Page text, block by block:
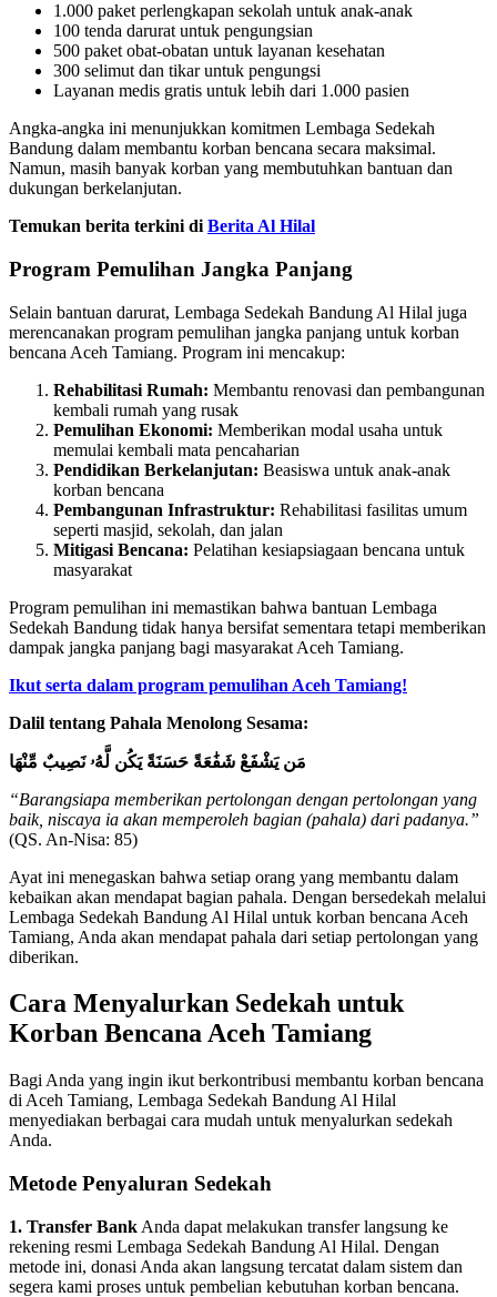
1.000 paket perlengkapan sekolah untuk anak-anak
100 tenda darurat untuk pengungsian
500 paket obat-obatan untuk layanan kesehatan
300 selimut dan tikar untuk pengungsi
Layanan medis gratis untuk lebih dari 1.000 pasien
Angka-angka ini menunjukkan komitmen Lembaga Sedekah
Bandung dalam membantu korban bencana secara maksimal.
Namun, masih banyak korban yang membutuhkan bantuan dan
dukungan berkelanjutan.
Temukan berita terkini di Berita Al Hilal
Program Pemulihan Jangka Panjang
Selain bantuan darurat, Lembaga Sedekah Bandung Al Hilal juga
merencanakan program pemulihan jangka panjang untuk korban
bencana Aceh Tamiang. Program ini mencakup:
Rehabilitasi Rumah: Membantu renovasi dan pembangunan
kembali rumah yang rusak
Pemulihan Ekonomi: Memberikan modal usaha untuk
memulai kembali mata pencaharian
Pendidikan Berkelanjutan: Beasiswa untuk anak-anak
korban bencana
Pembangunan Infrastruktur: Rehabilitasi fasilitas umum
seperti masjid, sekolah, dan jalan
Mitigasi Bencana: Pelatihan kesiapsiagaan bencana untuk
masyarakat
Program pemulihan ini memastikan bahwa bantuan Lembaga
Sedekah Bandung tidak hanya bersifat sementara tetapi memberikan
dampak jangka panjang bagi masyarakat Aceh Tamiang.
Ikut serta dalam program pemulihan Aceh Tamiang!
Dalil tentang Pahala Menolong Sesama:
مَن يَشْفَعْ شَفَٰعَةً حَسَنَةً يَكُن لَّهُۥ نَصِيبٌ مِّنْهَا
“Barangsiapa memberikan pertolongan dengan pertolongan yang
baik, niscaya ia akan memperoleh bagian (pahala) dari padanya.”
(QS. An-Nisa: 85)
Ayat ini menegaskan bahwa setiap orang yang membantu dalam
kebaikan akan mendapat bagian pahala. Dengan bersedekah melalui
Lembaga Sedekah Bandung Al Hilal untuk korban bencana Aceh
Tamiang, Anda akan mendapat pahala dari setiap pertolongan yang
diberikan.
Cara Menyalurkan Sedekah untuk
Korban Bencana Aceh Tamiang
Bagi Anda yang ingin ikut berkontribusi membantu korban bencana
di Aceh Tamiang, Lembaga Sedekah Bandung Al Hilal
menyediakan berbagai cara mudah untuk menyalurkan sedekah
Anda.
Metode Penyaluran Sedekah
1. Transfer Bank Anda dapat melakukan transfer langsung ke
rekening resmi Lembaga Sedekah Bandung Al Hilal. Dengan
metode ini, donasi Anda akan langsung tercatat dalam sistem dan
segera kami proses untuk pembelian kebutuhan korban bencana.